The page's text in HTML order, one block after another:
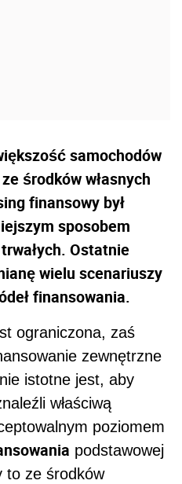
samochodów
środków własnych
finansowy był
sposobem
Ostatnie
wielu scenariuszy
finansowania.
ograniczona, zaś
zewnętrzne
istotne jest, aby
właściwą
poziomem
podstawowej
to ze środków